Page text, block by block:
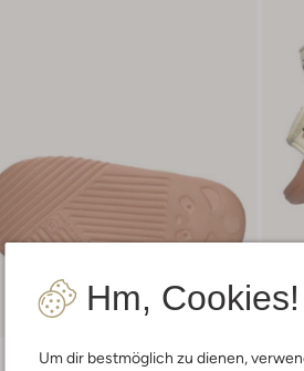
Hm, Cookies!
Um dir bestmöglich zu dienen,